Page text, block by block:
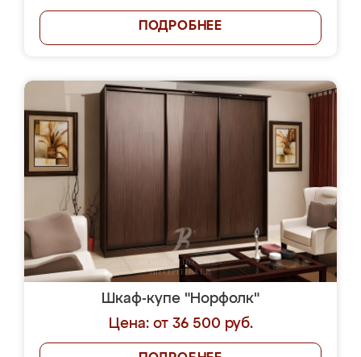
ПОДРОБНЕЕ
Шкаф-купе "Норфолк"
Цена: от 36 500 руб.